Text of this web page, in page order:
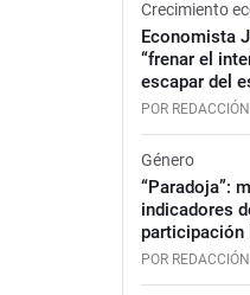
Crecimiento
Economista
“frenar el
escapar del
POR
Género
“Paradoja”:
indicadores
participación
POR